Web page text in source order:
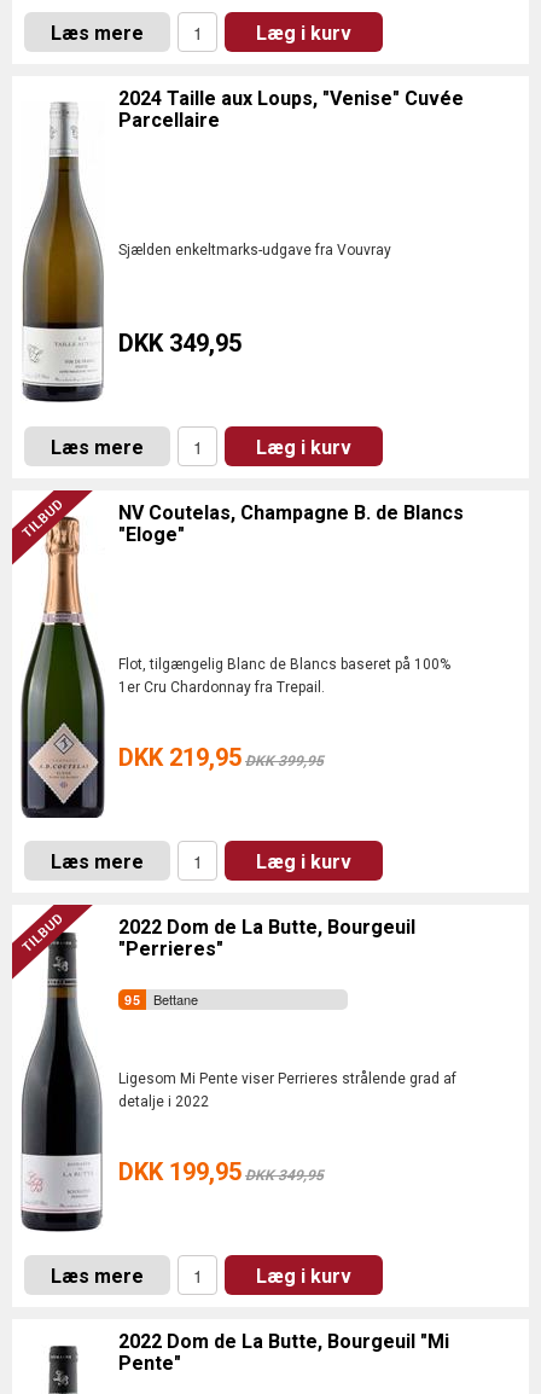
Læs mere Læg i kurv
2024 Taille aux Loups, "Venise" Cuvée
Parcellaire
Sjælden enkeltmarks-udgave fra Vouvray
DKK 349,95
Læs mere Læg i kurv
NV Coutelas, Champagne B. de Blancs
"Eloge"
Flot, tilgængelig Blanc de Blancs baseret på 100%
1er Cru Chardonnay fra Trepail.
DKK 219,95 DKK 399,95
Læs mere Læg i kurv
2022 Dom de La Butte, Bourgeuil
"Perrieres"
Bettane
Ligesom Mi Pente viser Perrieres strålende grad af
detalje i 2022
DKK 199,95 DKK 349,95
Læs mere Læg i kurv
2022 Dom de La Butte, Bourgeuil "Mi
Pente"